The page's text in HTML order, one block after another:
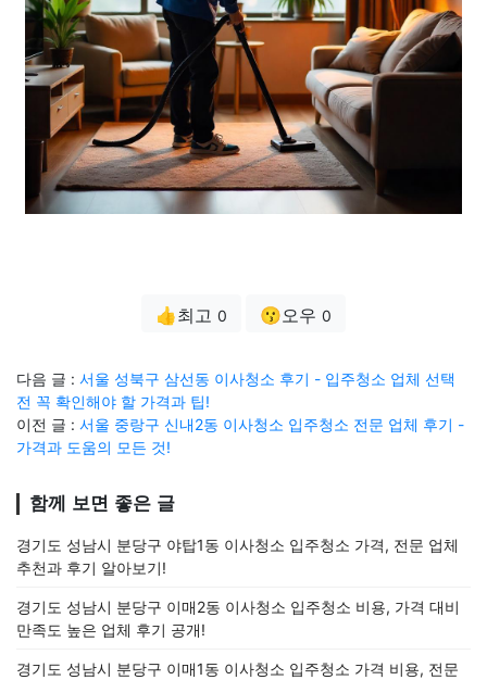
👍최고 0 😗오우 0
다음 글 : 서울 성북구 삼선동 이사청소 후기 - 입주청소 업체 선택
전 꼭 확인해야 할 가격과 팁!
이전 글 : 서울 중랑구 신내2동 이사청소 입주청소 전문 업체 후기 -
가격과 도움의 모든 것!
함께 보면 좋은 글
경기도 성남시 분당구 야탑1동 이사청소 입주청소 가격, 전문 업체
추천과 후기 알아보기!
경기도 성남시 분당구 이매2동 이사청소 입주청소 비용, 가격 대비
만족도 높은 업체 후기 공개!
경기도 성남시 분당구 이매1동 이사청소 입주청소 가격 비용, 전문